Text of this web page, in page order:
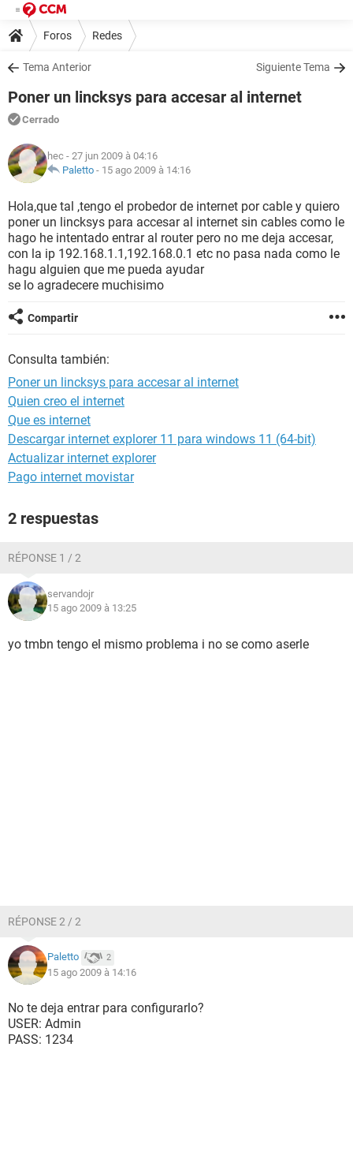
Foros Redes
Tema Anterior Siguiente Tema
Poner un lincksys para accesar al internet
Cerrado
hec - 27 jun 2009 à 04:16
Paletto - 15 ago 2009 à 14:16
Hola,que tal ,tengo el probedor de internet por cable y quiero
poner un lincksys para accesar al internet sin cables como le
hago he intentado entrar al router pero no me deja accesar,
con la ip 192.168.1.1,192.168.0.1 etc no pasa nada como le
hagu alguien que me pueda ayudar
se lo agradecere muchisimo
Compartir
Consulta también:
Poner un lincksys para accesar al internet
Quien creo el internet
Que es internet
Descargar internet explorer 11 para windows 11 (64-bit)
Actualizar internet explorer
Pago internet movistar
2 respuestas
RÉPONSE 1 / 2
servandojr
15 ago 2009 à 13:25
yo tmbn tengo el mismo problema i no se como aserle
RÉPONSE 2 / 2
Paletto 2
15 ago 2009 à 14:16
No te deja entrar para configurarlo?
USER: Admin
PASS: 1234